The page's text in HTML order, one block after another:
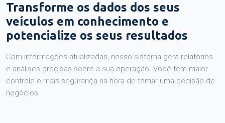
Transforme os dados dos seus
veículos em conhecimento e
potencialize os seus resultados
Com informações atualizadas, nosso sistema gera relatórios
e análises precisas sobre a sua operação. Você tem maior
controle e mais segurança na hora de tomar uma decisão de
negócios.